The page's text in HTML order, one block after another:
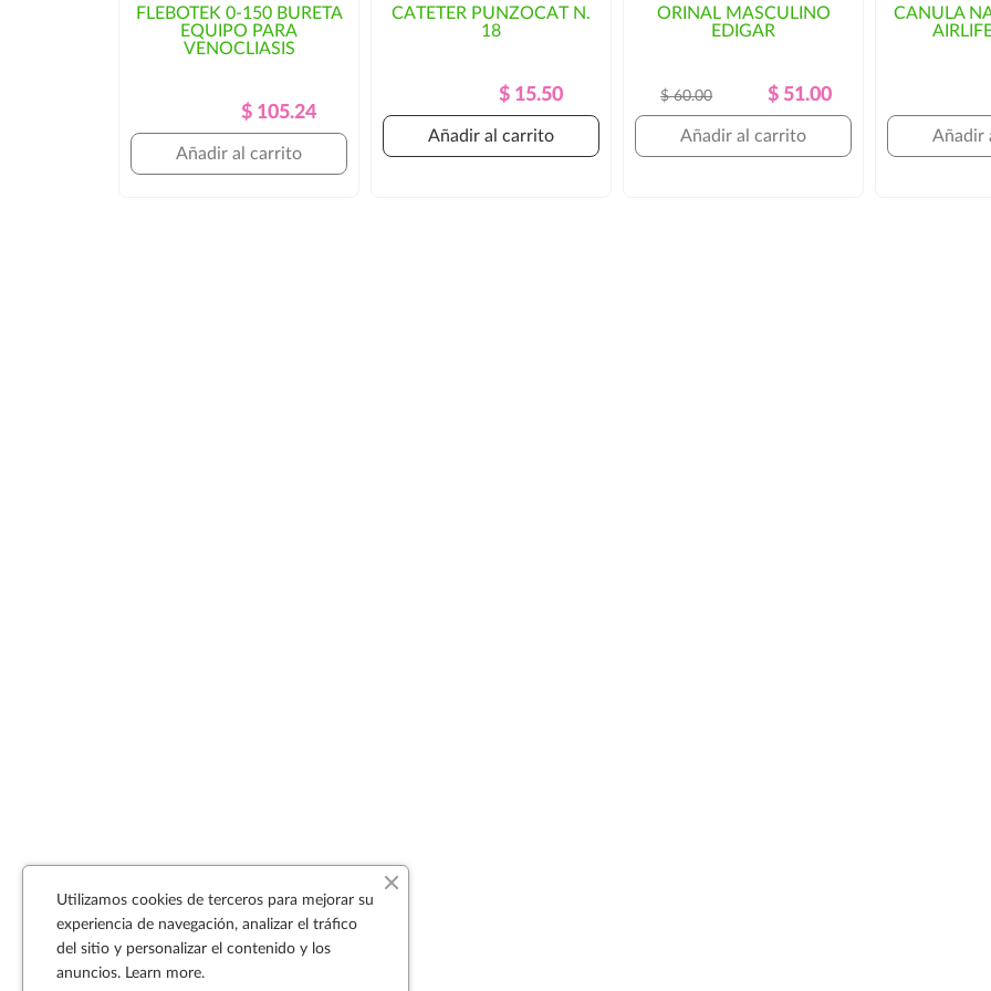
FLEBOTEK 0-150 BURETA
EQUIPO PARA
VENOCLIASIS
Precio
Regular
Precio
$ 105.24
Añadir al carrito
CATETER PUNZOCAT N.
18
Precio
Regular
Precio
$ 15.50
Añadir al carrito
ORINAL MASCULINO
EDIGAR
Precio
Regular
$ 60.00 Precio$ 51.00
Añadir al carrito
CANULA
Añadir
Utilizamos cookies de terceros para mejorar su
experiencia de navegación, analizar el tráfico
del sitio y personalizar el contenido y los
anuncios. Learn more.